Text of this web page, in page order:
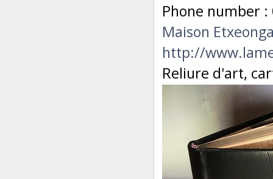
Phone number :
Maison
http://
Reliure d'art,